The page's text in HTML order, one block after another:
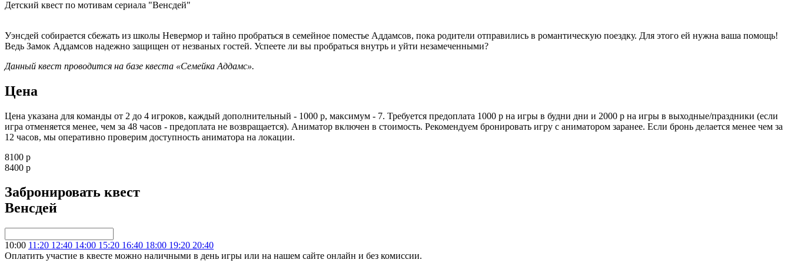
Детский квест по мотивам сериала "Венсдей"
Уэнсдей собирается сбежать из школы Невермор и тайно пробраться в семейное поместье Аддамсов, пока родители отправились в романтическую поездку. Для этого ей нужна ваша помощь!
Ведь Замок Аддамсов надежно защищен от незваных гостей. Успеете ли вы пробраться внутрь и уйти незамеченными?
Данный квест проводится на базе квеста «Семейка Аддамс».
Цена
Цена указана для команды от 2 до 4 игроков, каждый дополнительный - 1000 р, максимум - 7. Требуется предоплата 1000 р на игры в будни дни и 2000 р на игры в выходные/праздники (если
игра отменяется менее, чем за 48 часов - предоплата не возвращается). Аниматор включен в стоимость. Рекомендуем бронировать игру с аниматором заранее. Если бронь делается менее чем за
12 часов, мы оперативно проверим доступность аниматора на локации.
8100 р
8400 р
Забронировать квест
Венсдей
10:00 11:20 12:40 14:00 15:20 16:40 18:00 19:20 20:40
Оплатить участие в квесте можно наличными в день игры или на нашем сайте онлайн и без комиссии.